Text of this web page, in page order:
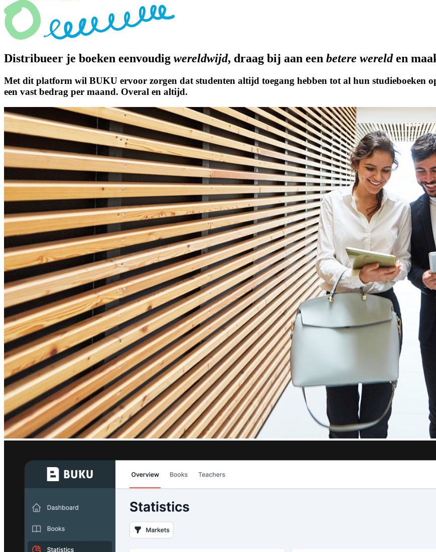
Distribueer je boeken eenvoudig wereldwijd, draag bij aan een betere werelden
Met dit platform wil BUKU ervoor zorgen dat studenten altijd toegang hebben tot al hun studieboeken
een vast bedrag per maand. Overal en altijd.